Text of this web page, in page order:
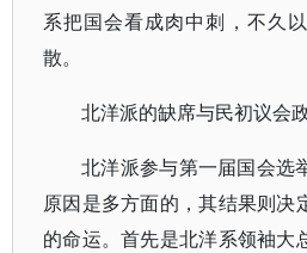
系把国会看成肉中刺，不久
散。
北洋派的缺席与民初议会
北洋派参与第一届国会选
原因是多方面的，其结果则决
的命运。首先是北洋系领袖大